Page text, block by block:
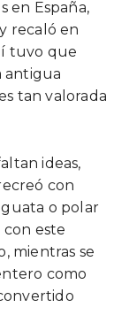
en España,
recaló en
tuvo que
antigua
tan valorada
ideas,
con
guata o polar
con este
mientras se
como